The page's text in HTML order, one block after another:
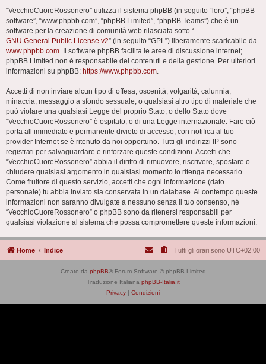
“VecchioCuoreRossonero” utilizza il sistema phpBB (in seguito “loro”, “phpBB
software”, “www.phpbb.com”, “phpBB Limited”, “phpBB Teams”) che è un
software per la creazione di comunità web rilasciata sotto “
GNU General Public License v2” (in seguito “GPL”) liberamente scaricabile da
www.phpbb.com. Il software phpBB facilita le aree di discussione internet;
phpBB Limited non è responsabile dei contenuti e della gestione. Per ulteriori
informazioni su phpBB: https://www.phpbb.com.
Accetti di non inviare alcun tipo di offesa, oscenità, volgarità, calunnia,
minaccia, messaggio a sfondo sessuale, o qualsiasi altro tipo di materiale che
può violare una qualsiasi Legge del proprio Stato, o dello Stato dove
“VecchioCuoreRossonero” è ospitato, o di una Legge internazionale. Fare ciò
porta all’immediato e permanente divieto di accesso, con notifica al tuo
provider Internet se è ritenuto da noi opportuno. Tutti gli indirizzi IP sono
registrati per salvaguardare e rinforzare queste condizioni. Accetti che
“VecchioCuoreRossonero” abbia il diritto di rimuovere, riscrivere, spostare o
chiudere qualsiasi argomento in qualsiasi momento lo ritenga necessario.
Come fruitore di questo servizio, accetti che ogni informazione (dato
personale) tu abbia inviato sia conservata in un database. Al contempo queste
informazioni non saranno divulgate a nessuno senza il tuo consenso, né
“VecchioCuoreRossonero” o phpBB sono da ritenersi responsabili per
qualsiasi violazione al sistema che possa compromettere queste informazioni.
Home Indice Tutti gli orari sono UTC+02:00
Creato da phpBB® Forum Software © phpBB Limited
Traduzione Italiana phpBB-Italia.it
Privacy | Condizioni